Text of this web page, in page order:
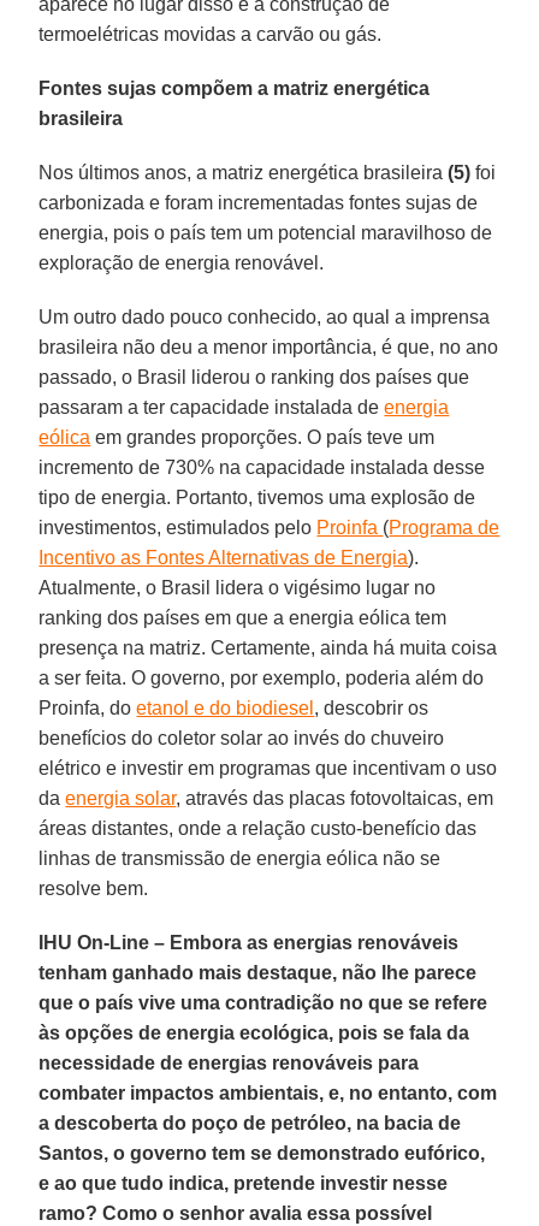
aparece no lugar disso é a construção de
termoelétricas movidas a carvão ou gás.
Fontes sujas compõem a matriz energética
brasileira
Nos últimos anos, a matriz energética brasileira(5) foi
carbonizada e foram incrementadas fontes sujas de
energia, pois o país tem um potencial maravilhoso de
exploração de energia renovável.
Um outro dado pouco conhecido, ao qual a imprensa
brasileira não deu a menor importância, é que, no ano
passado, o Brasil liderou o ranking dos países que
passaram a ter capacidade instalada deenergia
eólica em grandes proporções. O país teve um
incremento de 730% na capacidade instalada desse
tipo de energia. Portanto, tivemos uma explosão de
investimentos, estimulados pelo Proinfa (Programa de
Incentivo as Fontes Alternativas de Energia).
Atualmente, o Brasil lidera o vigésimo lugar no
ranking dos países em que a energia eólica tem
presença na matriz. Certamente, ainda há muita coisa
a ser feita. O governo, por exemplo, poderia além do
Proinfa, doetanol e do biodiesel , descobrir os
benefícios do coletor solar ao invés do chuveiro
elétrico e investir em programas que incentivam o uso
daenergia solar, através das placas fotovoltaicas, em
áreas distantes, onde a relação custo-benefício das
linhas de transmissão de energia eólica não se
resolve bem.
IHU On-Line – Embora as energias renováveis
tenham ganhado mais destaque, não lhe parece
que o país vive uma contradição no que se refere
às opções de energia ecológica, pois se fala da
necessidade de energias renováveis para
combater impactos ambientais, e, no entanto, com
a descoberta do poço de petróleo, na bacia de
Santos, o governo tem se demonstrado eufórico,
e ao que tudo indica, pretende investir nesse
ramo? Como o senhor avalia essa possível